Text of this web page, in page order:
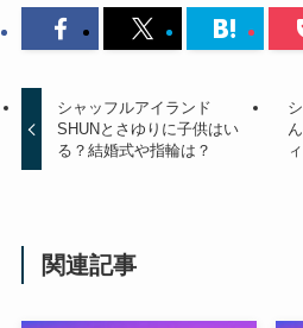
シャッフルアイランド
SHUNとさゆりに子供はい
る？結婚式や指輪は？
関連記事